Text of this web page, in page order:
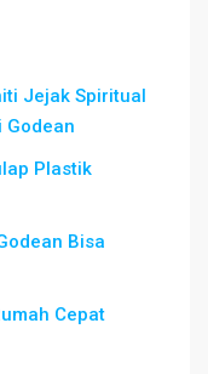
Jejak Spiritual
Godean
Plastik
Bisa
Cepat